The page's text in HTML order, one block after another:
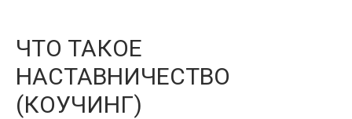
наставничество
(коучинг)
ЧТО ТАКОЕ
НАСТАВНИЧЕСТВО
(КОУЧИНГ)